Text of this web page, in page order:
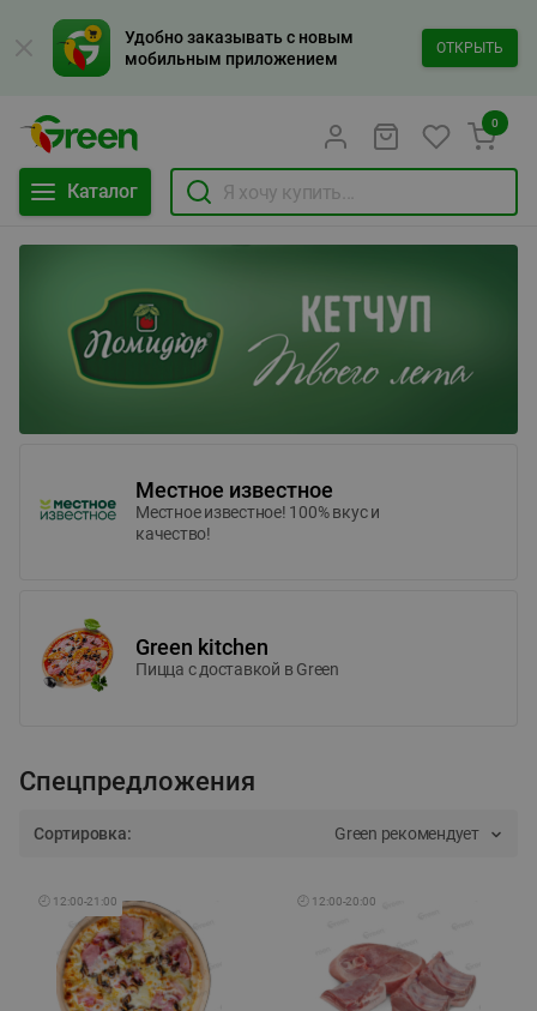
Удобно заказывать с новым
мобильным приложением
ОТКРЫТЬ
Каталог
0
Местное известное
Местное известное! 100% вкус и
качество!
Green kitchen
Пицца c доставкой в Green
Спецпредложения
Сортировка: Green рекомендует
🕘 12:00-21:00 🕘 12:00-20:00